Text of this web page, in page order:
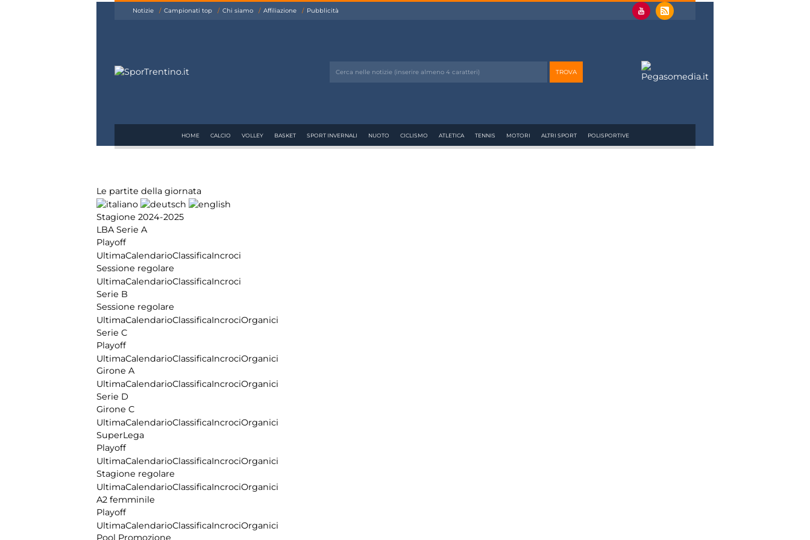
Notizie Campionati top Chi siamo Affiliazione Pubblicità
HOME CALCIO VOLLEY BASKET SPORT INVERNALI NUOTO CICLISMO ATLETICA TENNIS MOTORI ALTRI SPORT POLISPORTIVE
Le partite della giornata
Stagione 2024-2025
LBA Serie A
Playoff
UltimaCalendarioClassificaIncroci
Sessione regolare
UltimaCalendarioClassificaIncroci
Serie B
Sessione regolare
UltimaCalendarioClassificaIncrociOrganici
Serie C
Playoff
UltimaCalendarioClassificaIncrociOrganici
Girone A
UltimaCalendarioClassificaIncrociOrganici
Serie D
Girone C
UltimaCalendarioClassificaIncrociOrganici
SuperLega
Playoff
UltimaCalendarioClassificaIncrociOrganici
Stagione regolare
UltimaCalendarioClassificaIncrociOrganici
A2 femminile
Playoff
UltimaCalendarioClassificaIncrociOrganici
Pool Promozione